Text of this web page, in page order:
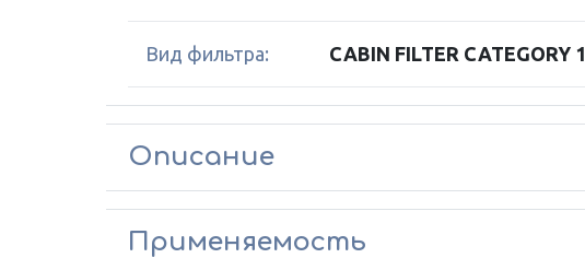
Вид фильтра: CABIN FILTER CATEGORY 1
Описание
Применяемость